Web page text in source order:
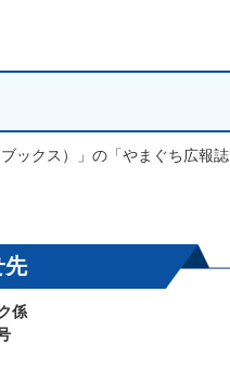
ックス）」の「やまぐち広報誌
先
係